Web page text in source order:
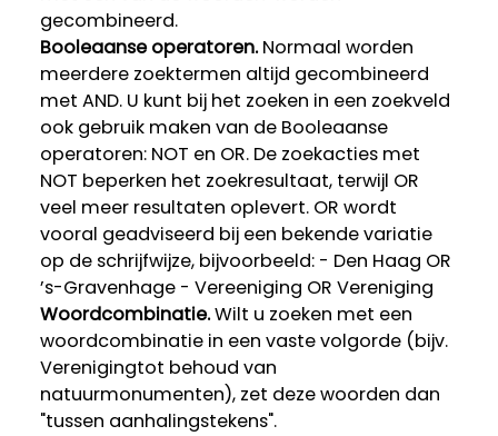
gecombineerd.
Booleaanse operatoren.Normaal worden
meerdere zoektermen altijd gecombineerd
met AND. U kunt bij het zoeken in een zoekveld
ook gebruik maken van de Booleaanse
operatoren: NOT en OR. De zoekacties met
NOT beperken het zoekresultaat, terwijl OR
veel meer resultaten oplevert. OR wordt
vooral geadviseerd bij een bekende variatie
op de schrijfwijze, bijvoorbeeld: - Den Haag OR
’s-Gravenhage - Vereeniging OR Vereniging
Woordcombinatie.Wilt u zoeken met een
woordcombinatie in een vaste volgorde (bijv.
Verenigingtot behoud van
natuurmonumenten), zet deze woorden dan
"tussen aanhalingstekens".